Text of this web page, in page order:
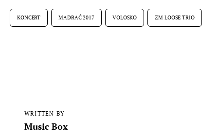
KONCERT MADRAĆ 2017 VOLOSKO ZM LOOSE TRIO
WRITTEN BY
Music Box